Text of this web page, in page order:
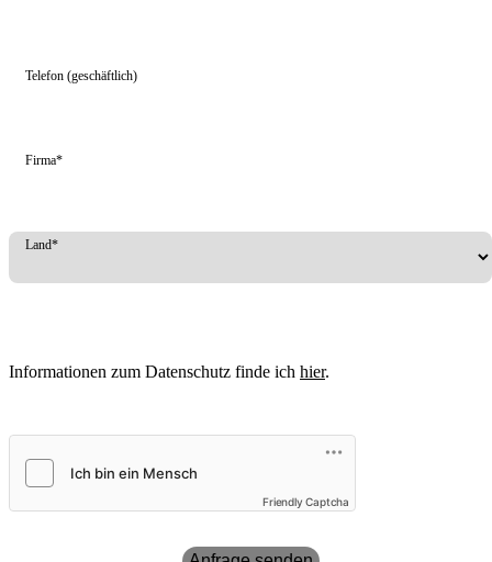
Telefon (geschäftlich)
Firma*
Land*
Informationen zum Datenschutz finde ich hier.
Friendly Captcha